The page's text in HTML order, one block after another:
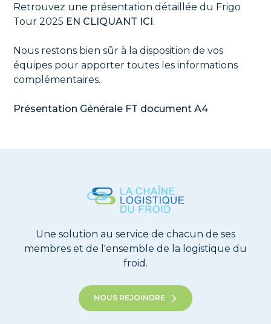
Retrouvez une présentation détaillée du Frigo
Tour 2025 EN CLIQUANT ICI.
Nous restons bien sûr à la disposition de vos
équipes pour apporter toutes les informations
complémentaires.
Présentation Générale FT document A4
Une solution au service de chacun de ses
membres et de l'ensemble de la logistique du
froid.
NOUS REJOINDRE